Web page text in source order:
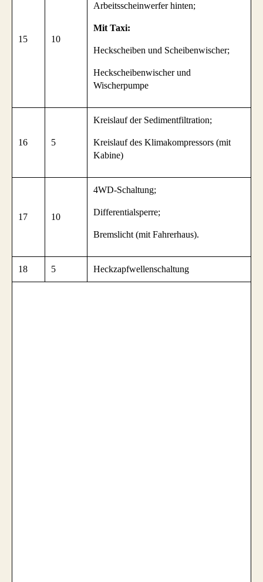
15 10
Arbeitsscheinwerfer hinten;
Mit Taxi:
Heckscheiben und Scheibenwischer;
Heckscheibenwischer und
Wischerpumpe
16 5
Kreislauf der Sedimentfiltration;
Kreislauf des Klimakompressors (mit
Kabine)
17 10
4WD-Schaltung;
Differentialsperre;
Bremslicht (mit Fahrerhaus).
18 5 Heckzapfwellenschaltung